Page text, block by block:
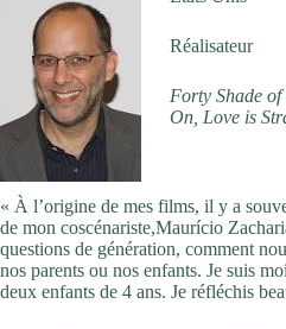
Réalisateur
Forty Shade
On, Love is
« À l’origine de mes films, il y a
de mon coscénariste,Maurício
questions de génération, comment
nos parents ou nos enfants. Je suis
deux enfants de 4 ans. Je réfléchis